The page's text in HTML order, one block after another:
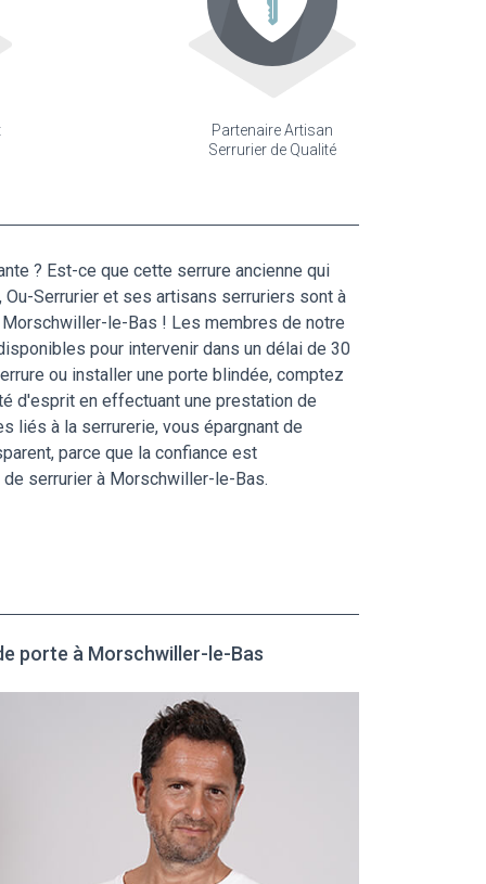
Partenaire Artisan
Serrurier de Qualité
? Est-ce que cette serrure ancienne qui
Serrurier et ses artisans serruriers sont à
le-Bas ! Les membres de notre
pour intervenir dans un délai de 30
ou installer une porte blindée, comptez
d'esprit en effectuant une prestation de
liés à la serrurerie, vous épargnant de
parce que la confiance est
serrurier à Morschwiller-le-Bas.
porte à Morschwiller-le-Bas